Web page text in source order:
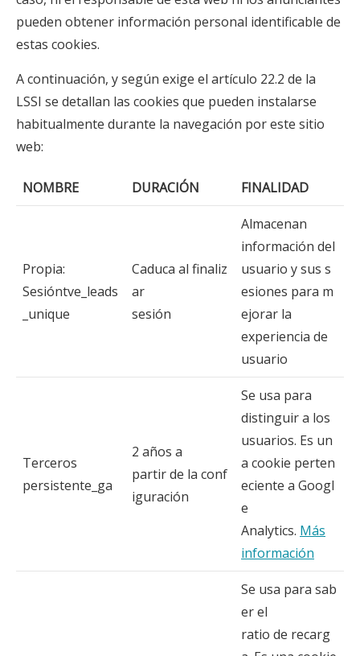
pueden obtener información personal identificable de
estas cookies.
A continuación, y según exige el artículo 22.2 de la
LSSI se detallan las cookies que pueden instalarse
habitualmente durante la navegación por este sitio
web:
NOMBRE DURACIÓN FINALIDAD
Propia:
Sesióntve_leads
_unique
Caduca al finaliz
ar
sesión
Almacenan
información del
usuario y sus s
esiones para m
ejorar la
experiencia de
usuario
Terceros
persistente_ga
2 años a
partir de la conf
iguración
Se usa para
distinguir a los
usuarios. Es un
a cookie perten
eciente a Googl
e
Analytics. Más
información
Se usa para sab
er el
ratio de recarg